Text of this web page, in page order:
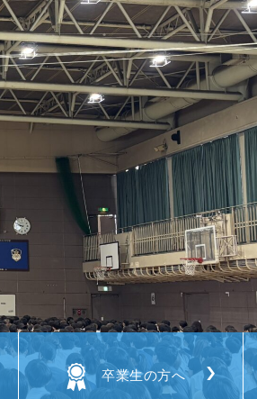
卒業生の方へ